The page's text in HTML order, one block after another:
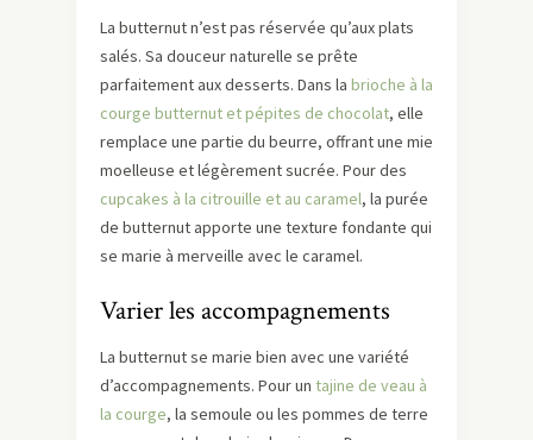
La butternut n’est pas réservée qu’aux plats
salés. Sa douceur naturelle se prête
parfaitement aux desserts. Dans la brioche à la
courge butternut et pépites de chocolat, elle
remplace une partie du beurre, offrant une mie
moelleuse et légèrement sucrée. Pour des
cupcakes à la citrouille et au caramel, la purée
de butternut apporte une texture fondante qui
se marie à merveille avec le caramel.
Varier les accompagnements
La butternut se marie bien avec une variété
d’accompagnements. Pour un tajine de veau à
la courge, la semoule ou les pommes de terre